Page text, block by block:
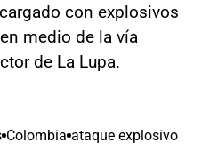
con explosivos
medio de la vía
de La Lupa.
Colombia ataque explosivo